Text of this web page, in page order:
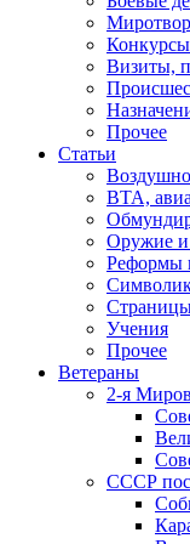
Визиты,
Прочее
Статьи
ВТА,
Оружие и
Реформы
Учения
Прочее
Ветераны
2-я
СССР